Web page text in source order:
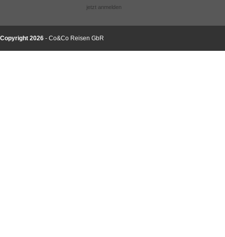
jetzt anmelden
Copyright 2026 - Co&Co Reisen GbR